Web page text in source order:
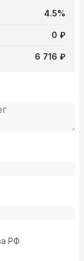
4.5%
0 ₽
6 716 ₽
РФ